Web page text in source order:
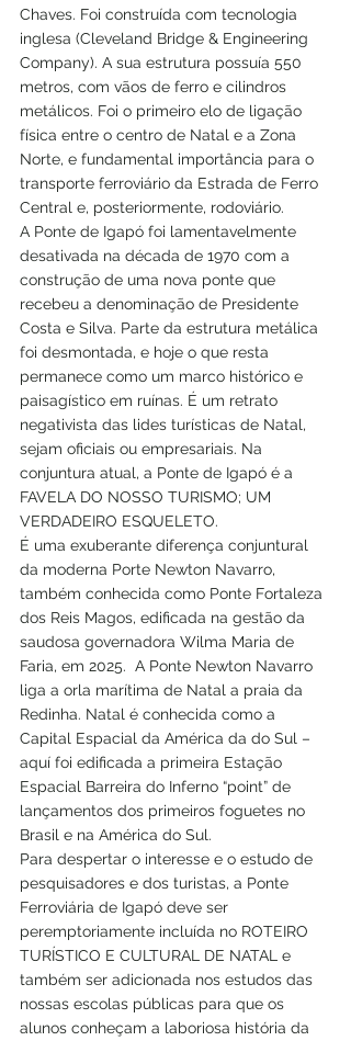
Chaves. Foi construída com tecnologia
inglesa (Cleveland Bridge & Engineering
Company). A sua estrutura possuía 550
metros, com vãos de ferro e cilindros
metálicos. Foi o primeiro elo de ligação
física entre o centro de Natal e a Zona
Norte, e fundamental importância para o
transporte ferroviário da Estrada de Ferro
Central e, posteriormente, rodoviário.
A Ponte de Igapó foi lamentavelmente
desativada na década de 1970 com a
construção de uma nova ponte que
recebeu a denominação de Presidente
Costa e Silva. Parte da estrutura metálica
foi desmontada, e hoje o que resta
permanece como um marco histórico e
paisagístico em ruínas. É um retrato
negativista das lides turísticas de Natal,
sejam oficiais ou empresariais. Na
conjuntura atual, a Ponte de Igapó é a
FAVELA DO NOSSO TURISMO; UM
VERDADEIRO ESQUELETO.
É uma exuberante diferença conjuntural
da moderna Porte Newton Navarro,
também conhecida como Ponte Fortaleza
dos Reis Magos, edificada na gestão da
saudosa governadora Wilma Maria de
Faria, em 2025.  A Ponte Newton Navarro
liga a orla marítima de Natal a praia da
Redinha. Natal é conhecida como a
Capital Espacial da América da do Sul –
aquí foi edificada a primeira Estação
Espacial Barreira do Inferno “point” de
lançamentos dos primeiros foguetes no
Brasil e na América do Sul.
Para despertar o interesse e o estudo de
pesquisadores e dos turistas, a Ponte
Ferroviária de Igapó deve ser
peremptoriamente incluída no ROTEIRO
TURÍSTICO E CULTURAL DE NATAL e
também ser adicionada nos estudos das
nossas escolas públicas para que os
alunos conheçam a laboriosa história da